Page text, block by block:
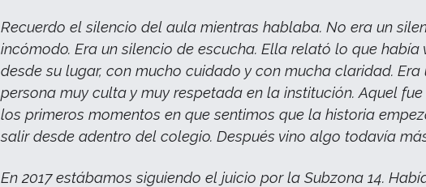
Recuerdo el silencio del aula mientras hablaba. No era un
incómodo. Era un silencio de escucha. Ella relató lo que había
desde su lugar, con mucho cuidado y con mucha claridad. Era
persona muy culta y muy respetada en la institución. Aquel
los primeros momentos en que sentimos que la historia
salir desde adentro del colegio. Después vino algo todavía
En 2017 estábamos siguiendo el juicio por la Subzona 14.